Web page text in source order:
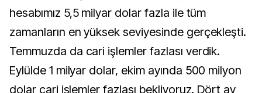
hesabımız 5,5 milyar dolar fazla ile tüm
zamanların en yüksek seviyesinde gerçekleşti.
Temmuzda da cari işlemler fazlası verdik.
Eylülde 1 milyar dolar, ekim ayında 500 milyon
dolar cari işlemler fazlası bekliyoruz. Dört ay